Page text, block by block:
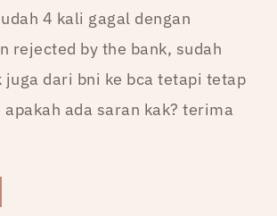
4 kali gagal dengan
rejected by the bank, sudah
juga dari bni ke bca tetapi tetap
ada saran kak? terima